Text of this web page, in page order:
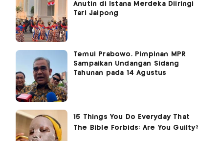
Anutin di Istana Merdeka Diiringi
Tari Jaipong
Temui Prabowo, Pimpinan MPR
Sampaikan Undangan Sidang
Tahunan pada 14 Agustus